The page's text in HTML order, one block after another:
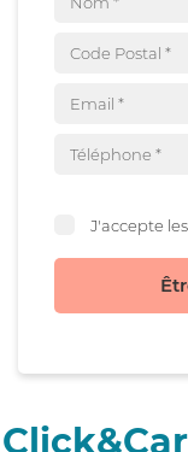
J'accepte les